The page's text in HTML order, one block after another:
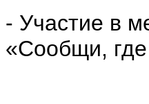
- Участие в
«Сообщи,